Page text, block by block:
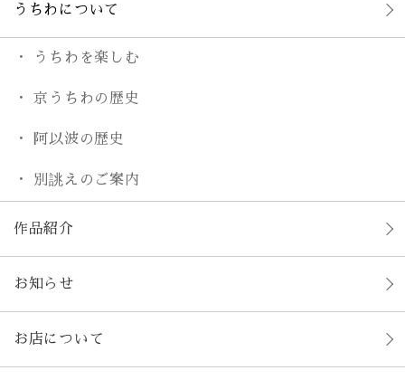
うちわについて
うちわを楽しむ
京うちわの歴史
阿以波の歴史
別誂えのご案内
作品紹介
お知らせ
お店について